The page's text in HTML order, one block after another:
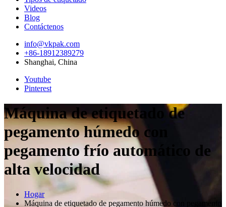
Videos
Blog
Contáctenos
info@vkpak.com
+86-18912389279
Shanghai, China
Youtube
Pinterest
Máquina de etiquetado de
pegamento húmedo con
pegamento frío automático de
alta velocidad
Hogar
Máquina de etiquetado de pegamento húmedo con pegamento